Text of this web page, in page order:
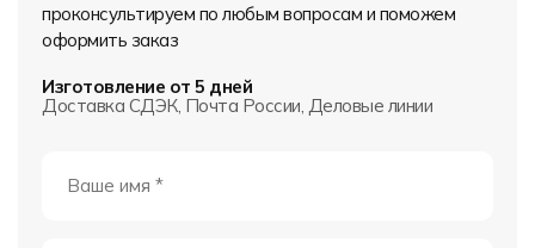
проконсультируем по любым вопросам и поможем
оформить заказ
Изготовление от 5 дней
Доставка СДЭК, Почта России, Деловые линии